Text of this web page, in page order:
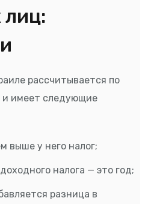
лиц:
рассчитывается по
и имеет следующие
выше у него налог;
налога — это год;
разница в